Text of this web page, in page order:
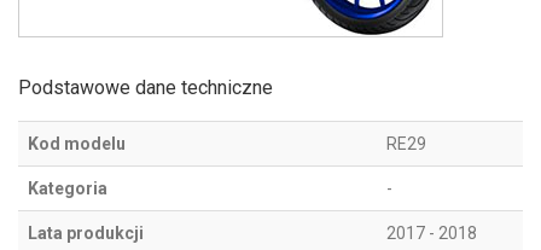
Podstawowe dane techniczne
Kod modelu RE29
Kategoria -
Lata produkcji 2017 - 2018